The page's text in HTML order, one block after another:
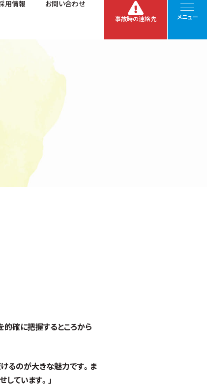
用情報 お問い合わせ
事故時の連絡先 メニュー
的確に把握するところから
るのが大きな魅力です。ま
ています。」